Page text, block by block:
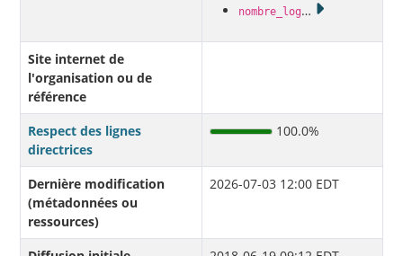
nombre_log…
Site internet de
l'organisation ou de
référence
Respect des lignes
directrices
100.0%
Dernière modification
(métadonnées ou
ressources)
2026-07-03 12:00 EDT